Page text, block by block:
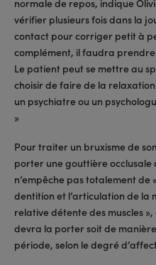
normale de repos, indique
vérifier plusieurs fois dans la
contact pour corriger petit à
complément, il faudra
Le patient peut se mettre au
choisir de faire de la
un psychiatre ou un
»
Pour traiter un bruxisme de
porter une gouttière occlusale
n’empêche pas totalement de
dentition et l’articulation de la
relative détente des muscles
devra la porter soit de
période, selon le degré